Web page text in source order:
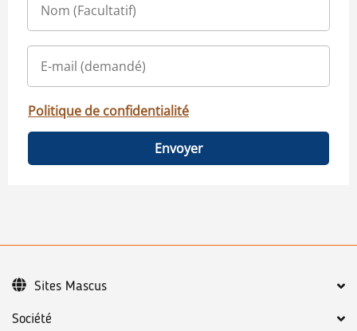
Politique de confidentialité
Envoyer
Société
Sites Mascus